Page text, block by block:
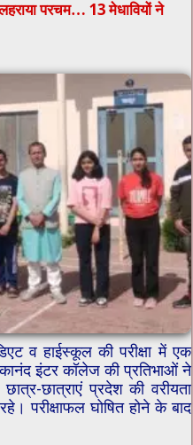
परचम… 13 मेधावियों ने
व हाईस्कूल की परीक्षा में एक
इंटर कॉलेज की प्रतिभाओं ने
छात्राएं प्रदेश की वरीयता
परीक्षाफल घोषित होने के बाद